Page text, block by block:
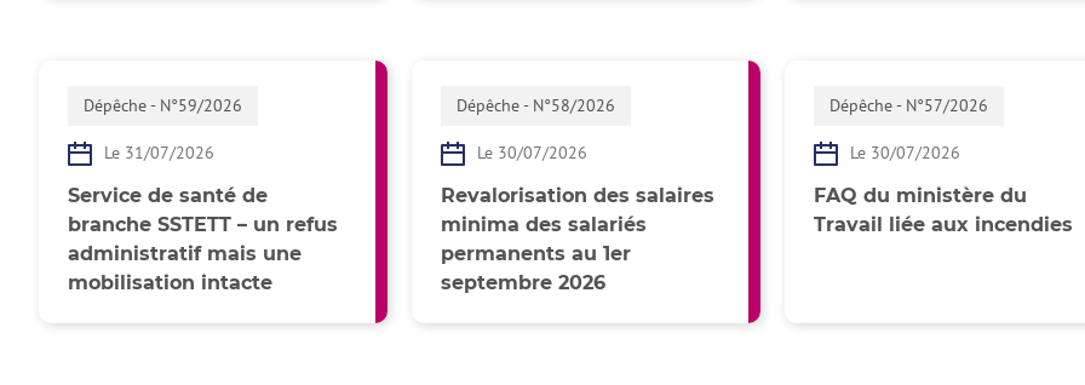
Dépêche - N°59/2026
Le 31/07/2026
Service de santé de
branche SSTETT – un refus
administratif mais une
mobilisation intacte
Dépêche - N°58/2026
Le 30/07/2026
Revalorisation des salaires
minima des salariés
permanents au 1er
septembre 2026
Dépêche - N°57/2026
Le 30/07/2026
FAQ du ministère du
Travail liée aux incendies